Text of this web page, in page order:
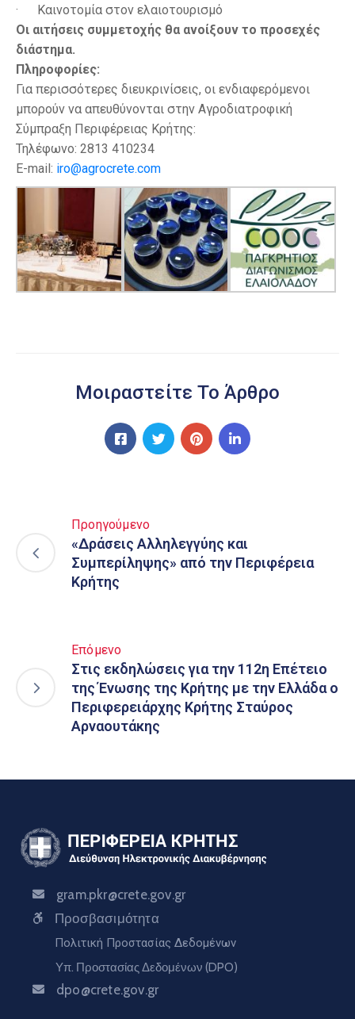
· Καινοτομία στον ελαιοτουρισμό
Οι αιτήσεις συμμετοχής θα ανοίξουν το προσεχές
διάστημα.
Πληροφορίες:
Για περισσότερες διευκρινίσεις, οι ενδιαφερόμενοι
μπορούν να απευθύνονται στην Αγροδιατροφική
Σύμπραξη Περιφέρειας Κρήτης:
Τηλέφωνο: 2813 410234
E-mail: iro@agrocrete.com
Μοιραστείτε Το Άρθρο
Προηγούμενο
«Δράσεις Αλληλεγγύης και
Συμπερίληψης» από την Περιφέρεια
Κρήτης
Επόμενο
Στις εκδηλώσεις για την 112η Επέτειο
της Ένωσης της Κρήτης με την Ελλάδα ο
Περιφερειάρχης Κρήτης Σταύρος
Αρναουτάκης
gram.pkr@crete.gov.gr
Προσβασιμότητα
Πολιτική Προστασίας Δεδομένων
Υπ. Προστασίας Δεδομένων (DPO)
dpo@crete.gov.gr